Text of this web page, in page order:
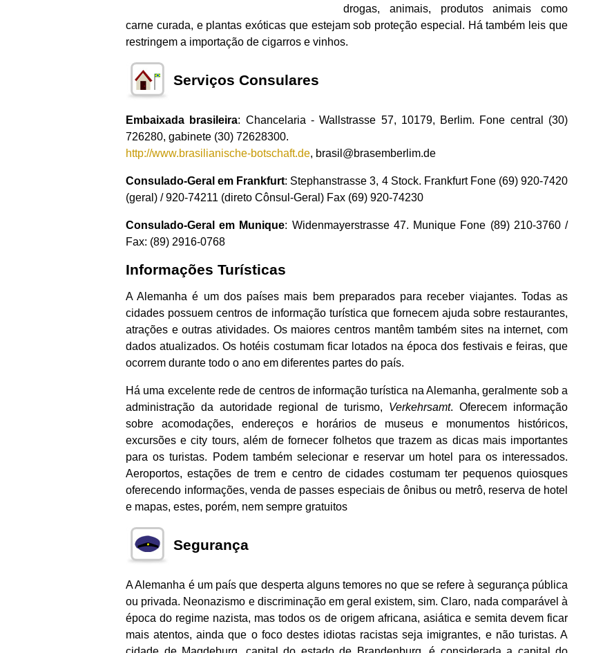
drogas, animais, produtos animais como
carne curada, e plantas exóticas que estejam sob proteção especial. Há também leis que
restringem a importação de cigarros e vinhos.
Serviços Consulares
Embaixada brasileira: Chancelaria - Wallstrasse 57, 10179, Berlim. Fone central (30)
726280, gabinete (30) 72628300.
http://www.brasilianische-botschaft.de, brasil@brasemberlim.de
Consulado-Geral em Frankfurt: Stephanstrasse 3, 4 Stock. Frankfurt Fone (69) 920-7420
(geral) / 920-74211 (direto Cônsul-Geral) Fax (69) 920-74230
Consulado-Geral em Munique: Widenmayerstrasse 47. Munique Fone (89) 210-3760 /
Fax: (89) 2916-0768
Informações Turísticas
A Alemanha é um dos países mais bem preparados para receber viajantes. Todas as
cidades possuem centros de informação turística que fornecem ajuda sobre restaurantes,
atrações e outras atividades. Os maiores centros mantêm também sites na internet, com
dados atualizados. Os hotéis costumam ficar lotados na época dos festivais e feiras, que
ocorrem durante todo o ano em diferentes partes do país.
Há uma excelente rede de centros de informação turística na Alemanha, geralmente sob a
administração da autoridade regional de turismo, Verkehrsamt. Oferecem informação
sobre acomodações, endereços e horários de museus e monumentos históricos,
excursões e city tours, além de fornecer folhetos que trazem as dicas mais importantes
para os turistas. Podem também selecionar e reservar um hotel para os interessados.
Aeroportos, estações de trem e centro de cidades costumam ter pequenos quiosques
oferecendo informações, venda de passes especiais de ônibus ou metrô, reserva de hotel
e mapas, estes, porém, nem sempre gratuitos
Segurança
A Alemanha é um país que desperta alguns temores no que se refere à segurança pública
ou privada. Neonazismo e discriminação em geral existem, sim. Claro, nada comparável à
época do regime nazista, mas todos os de origem africana, asiática e semita devem ficar
mais atentos, ainda que o foco destes idiotas racistas seja imigrantes, e não turistas. A